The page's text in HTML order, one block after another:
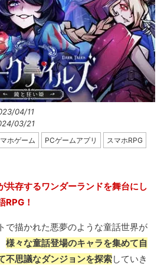
04/11
03/21
ホゲーム PCゲームアプリ スマホRPG
共存するワンダーランドを舞台にし
RPG！
で描かれた悪夢のような童話世界が
様々な童話登場のキャラを集めて自
不思議なダンジョンを探索していき